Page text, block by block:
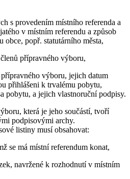
s provedením místního referenda a
v místním referendu a způsob
obce, popř. statutárního města,
přípravného výboru,
výboru, jejich datum
přihlášeni k trvalému pobytu,
pobytu, a jejich vlastnoruční podpisy.
která je jeho součástí, tvoří
podpisovými archy.
listiny musí obsahovat:
se má místní referendum konat,
navržené k rozhodnutí v místním